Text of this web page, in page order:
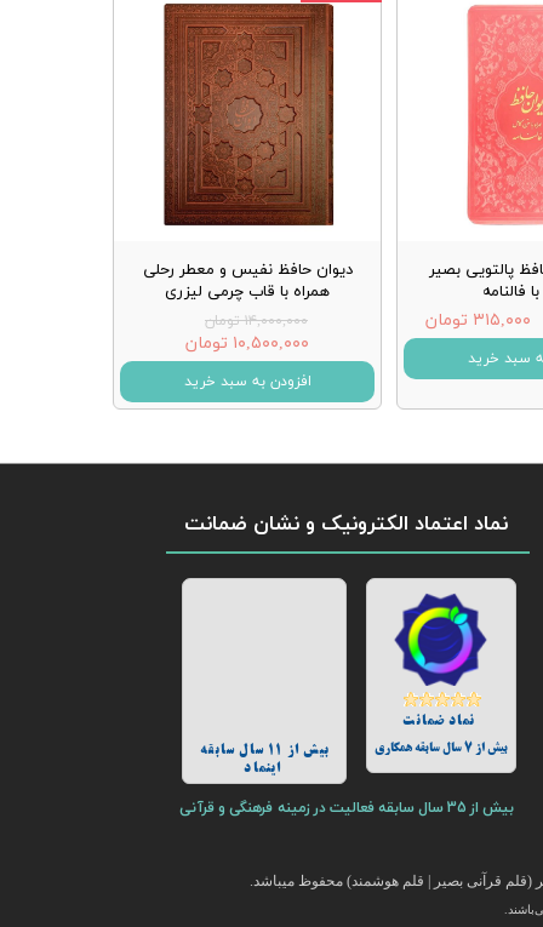
پالتویی بصیر
فالنامه
۳۱۵,۰۰۰ تومان
سبد خرید
دیوان حافظ نفیس و معطر رحلی
همراه با قاب چرمی لیزری
۱۴,۰۰۰,۰۰۰ تومان
۱۰,۵۰۰,۰۰۰ تومان
افزودن به سبد خرید
قرآنی بصیر | قلم هوشمند) محفوظ میباشد.
نماد اعتماد الکترونیک و نشان ضمانت
بیش از 11 سال سابقه
اینماد
بیش از 35 سال سابقه فعالیت در زمینه فرهنگی و قرآنی
بیش از 7 سال سابقه همکاری